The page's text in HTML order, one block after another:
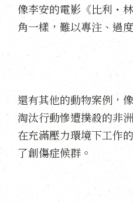
像李安的電影《比利・
角一樣，難以專注、過
還有其他的動物案例，
淘汰行動慘遭撲殺的非
在充滿壓力環境下工作
了創傷症候群。